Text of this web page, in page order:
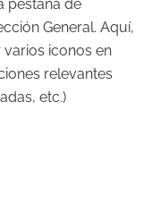
pestaña de
General. Aquí,
iconos en
relevantes
etc.)